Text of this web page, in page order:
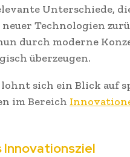
Unterschiede,
Technologien
durch moderne
überzeugen.
sich ein Blick auf
im Bereich